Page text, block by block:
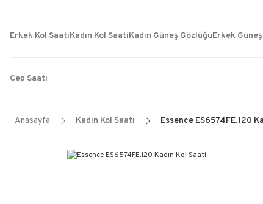
Erkek Kol SaatiKadın Kol SaatiKadın Güneş GözlüğüErkek
Cep Saati
Anasayfa Kadın Kol Saati Essence ES6574FE.120